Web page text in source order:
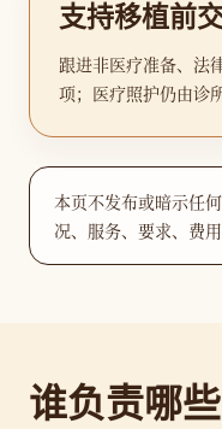
支持移植前
跟进非医疗准备、法
项；医疗照护仍由诊
本页不发布或暗示任
况、服务、要求、费
谁负责哪些